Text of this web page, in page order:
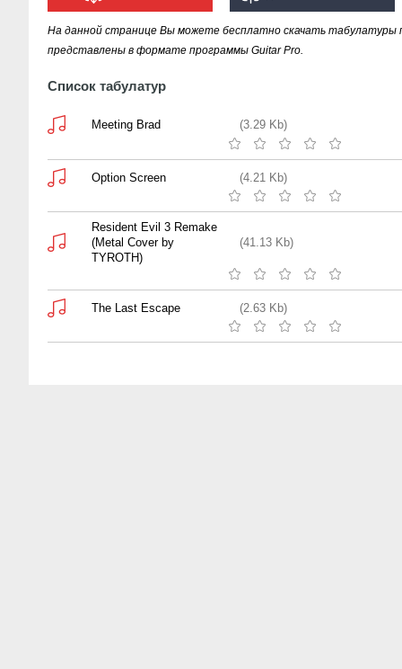
ИСПОЛНИТЕЛЯ "RESIDENT EVIL
На данной странице Вы можете бесплатно скачать табулатуры
представлены в формате программы Guitar Pro.
Список табулатур
Meeting Brad (3.29 Kb)
Option Screen (4.21 Kb)
Resident Evil 3 Remake
(Metal Cover by
TYROTH)
(41.13 Kb)
The Last Escape (2.63 Kb)